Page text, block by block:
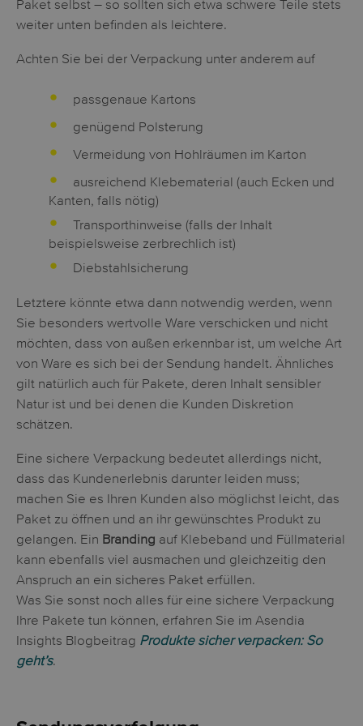
Paket selbst – so sollten sich etwa schwere Teile stets
weiter unten befinden als leichtere.
Achten Sie bei der Verpackung unter anderem auf
passgenaue Kartons
genügend Polsterung
Vermeidung von Hohlräumen im Karton
ausreichend Klebematerial (auch Ecken und
Kanten, falls nötig)
Transporthinweise (falls der Inhalt
beispielsweise zerbrechlich ist)
Diebstahlsicherung
Letztere könnte etwa dann notwendig werden, wenn
Sie besonders wertvolle Ware verschicken und nicht
möchten, dass von außen erkennbar ist, um welche Art
von Ware es sich bei der Sendung handelt. Ähnliches
gilt natürlich auch für Pakete, deren Inhalt sensibler
Natur ist und bei denen die Kunden Diskretion
schätzen.
Eine sichere Verpackung bedeutet allerdings nicht,
dass das Kundenerlebnis darunter leiden muss;
machen Sie es Ihren Kunden also möglichst leicht, das
Paket zu öffnen und an ihr gewünschtes Produkt zu
gelangen. Ein Branding auf Klebeband und Füllmaterial
kann ebenfalls viel ausmachen und gleichzeitig den
Anspruch an ein sicheres Paket erfüllen.
Was Sie sonst noch alles für eine sichere Verpackung
Ihre Pakete tun können, erfahren Sie im Asendia
Insights Blogbeitrag Produkte sicher verpacken: So
geht’s.